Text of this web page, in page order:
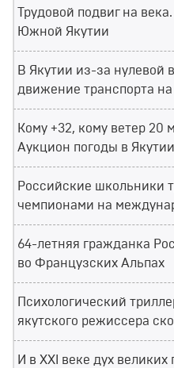
Трудовой подвиг на
Южной Якутии
В Якутии из-за нулевой
движение транспорта
Кому +32, кому ветер 20
Аукцион погоды в Якутии
Российские школьники
чемпионами на
64-летняя гражданка
во Французских Альпах
Психологический
якутского режиссера
И в XXI веке дух